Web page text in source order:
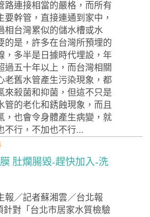
路連接相當的嚴格，而所有
要幹管，直接連通到家中，
相台灣累似的儲水槽或水
的是，許多在台灣所預埋的
，多半是日據時代埋設，年
過五十年以上，而台灣相關
老舊水管產生污染現象，都
來殺菌和抑菌，但這不只是
管的老化和銹蝕現象，而且
，也會令身體產生病變，就
不行，不加也不行...
肚爛腸毀-趕快加入-洗
報／記者蘇湘雲／台北報
對「台北市居家水質檢驗